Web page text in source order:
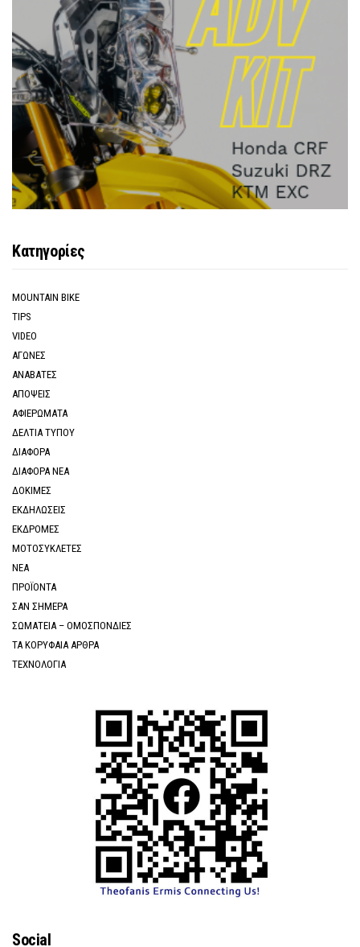
Κατηγορίες
MOUNTAIN BIKE
TIPS
VIDEO
ΑΓΩΝΕΣ
ΑΝΑΒΑΤΕΣ
ΑΠΟΨΕΙΣ
ΑΦΙΕΡΩΜΑΤΑ
ΔΕΛΤΙΑ ΤΥΠΟΥ
ΔΙΑΦΟΡΑ
ΔΙΑΦΟΡΑ ΝΕΑ
ΔΟΚΙΜΕΣ
ΕΚΔΗΛΩΣΕΙΣ
ΕΚΔΡΟΜΕΣ
ΜΟΤΟΣΥΚΛΕΤΕΣ
ΝΕΑ
ΠΡΟΪΟΝΤΑ
ΣΑΝ ΣΗΜΕΡΑ
ΣΩΜΑΤΕΙΑ – ΟΜΟΣΠΟΝΔΙΕΣ
ΤΑ ΚΟΡΥΦΑΙΑ ΑΡΘΡΑ
ΤΕΧΝΟΛΟΓΙΑ
Social